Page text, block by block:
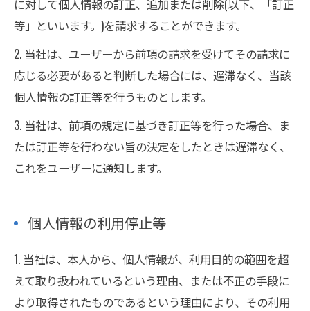
に対して個人情報の訂正、追加または削除(以下、「訂正
等」といいます。)を請求することができます。
2. 当社は、ユーザーから前項の請求を受けてその請求に
応じる必要があると判断した場合には、遅滞なく、当該
個人情報の訂正等を行うものとします。
3. 当社は、前項の規定に基づき訂正等を行った場合、ま
たは訂正等を行わない旨の決定をしたときは遅滞なく、
これをユーザーに通知します。
個人情報の利用停止等
1. 当社は、本人から、個人情報が、利用目的の範囲を超
えて取り扱われているという理由、または不正の手段に
より取得されたものであるという理由により、その利用